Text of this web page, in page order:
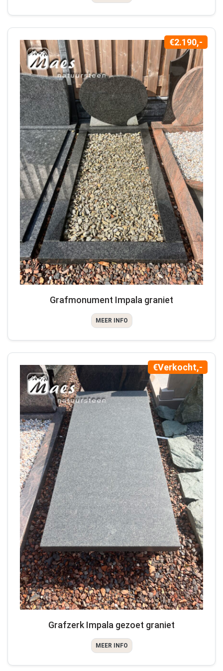
€2.190,-
Grafmonument Impala graniet
MEER INFO
€Verkocht,-
Grafzerk Impala gezoet graniet
MEER INFO